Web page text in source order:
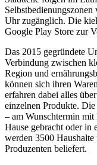
Uhr zugänglich. Die
Google Play Store zur
Das 2015 gegründete
Verbindung zwischen
Region und
können sich ihren
erfahren dabei alles
einzelnen Produkte.
– am Wunschtermin
Hause gebracht oder
werden 3500
Produzenten beliefert.